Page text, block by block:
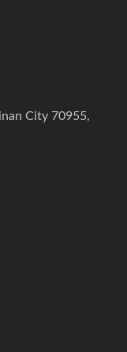
City 70955,